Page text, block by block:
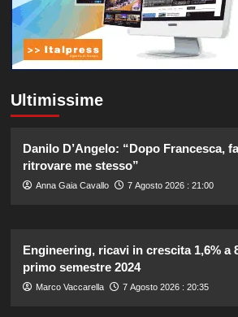
Ultimissime
Danilo D’Angelo: “Dopo Francesca,
ritrovare me stesso”
Anna Gaia Cavallo 7 Agosto 2026 : 21:00
Engineering, ricavi in crescita 1,6% a
primo semestre 2024
Marco Vaccarella 7 Agosto 2026 : 20:35